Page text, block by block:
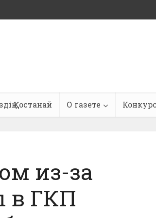
Қостанай О газете
из-за
в ГКП